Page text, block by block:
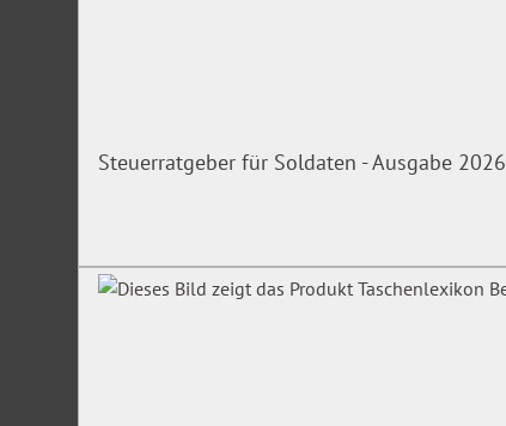
Steuerratgeber für Soldaten - Ausgabe 2026